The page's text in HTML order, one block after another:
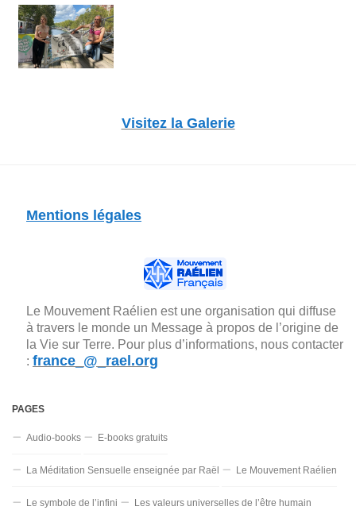
Visitez la Galerie
Mentions légales
Le Mouvement Raélien est une organisation qui diffuse
à travers le monde un Message à propos de l’origine de
la Vie sur Terre. Pour plus d’informations, nous contacter
: france_@_rael.org
PAGES
Audio-books E-books gratuits
La Méditation Sensuelle enseignée par Raël Le Mouvement Raélien
Le symbole de l’infini Les valeurs universelles de l’être humain